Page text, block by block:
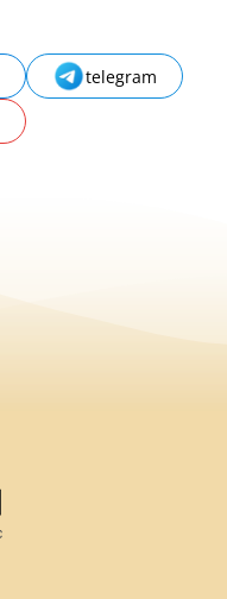
telegram